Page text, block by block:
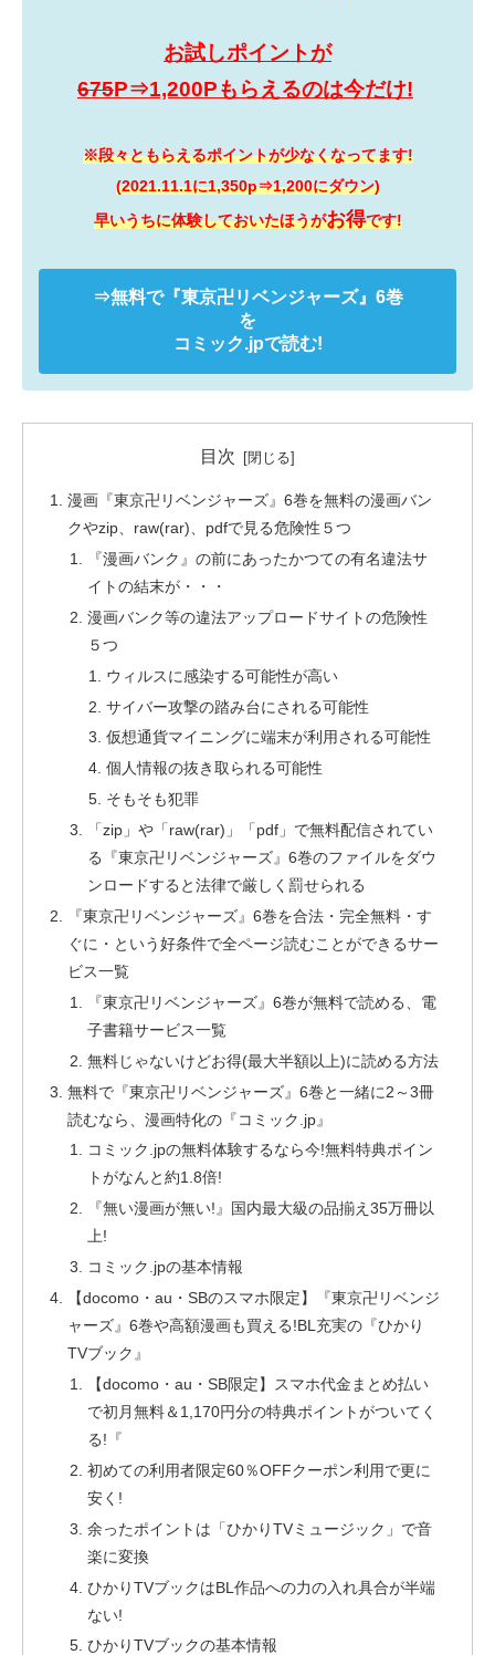
お試しポイントが
675P⇒1,200Pもらえるのは今だけ!
※段々ともらえるポイントが少なくなってます!
(2021.11.1に1,350p⇒1,200にダウン)
早いうちに体験しておいたほうがお得です!
⇒無料で『東京卍リベンジャーズ』 6巻
を
コミック.jpで読む!
目次
漫画『東京卍リベンジャーズ』6巻を無料の漫画バン
クやzip、raw(rar)、pdfで見る危険性５つ
『漫画バンク』の前にあったかつての有名違法サ
イトの結末が・・・
漫画バンク等の違法アップロードサイトの危険性
５つ
ウィルスに感染する可能性が高い
サイバー攻撃の踏み台にされる可能性
仮想通貨マイニングに端末が利用される可能性
個人情報の抜き取られる可能性
そもそも犯罪
「zip」や「raw(rar)」「pdf」で無料配信されてい
る『東京卍リベンジャーズ』6巻のファイルをダウ
ンロードすると法律で厳しく罰せられる
『東京卍リベンジャーズ』6巻を合法・完全無料・す
ぐに・という好条件で全ページ読むことができるサー
ビス一覧
『東京卍リベンジャーズ』6巻が無料で読める、電
子書籍サービス一覧
無料じゃないけどお得(最大半額以上)に読める方法
無料で『東京卍リベンジャーズ』6巻と一緒に2～3冊
読むなら、漫画特化の『コミック.jp』
コミック.jpの無料体験するなら今!無料特典ポイン
トがなんと約1.8倍!
『無い漫画が無い!』国内最大級の品揃え35万冊以
上!
コミック.jpの基本情報
【docomo・au・SBのスマホ限定】『東京卍リベンジ
ャーズ』6巻や高額漫画も買える!BL充実の『ひかり
TVブック』
【docomo・au・SB限定】スマホ代金まとめ払い
で初月無料＆1,170円分の特典ポイントがついてく
る!『
初めての利用者限定60％OFFクーポン利用で更に
安く!
余ったポイントは「ひかりTVミュージック」で音
楽に変換
ひかりTVブックはBL作品への力の入れ具合が半端
ない!
ひかりTVブックの基本情報